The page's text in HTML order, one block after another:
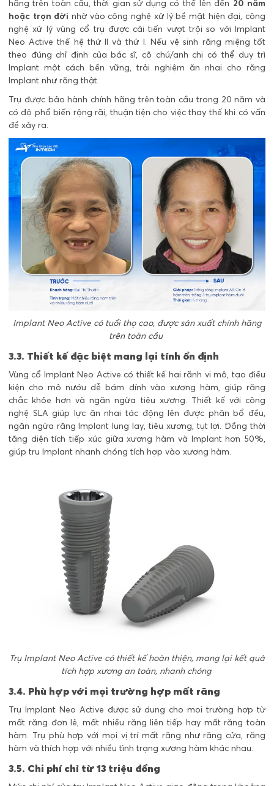
hãng trên toàn cầu, thời gian sử dụng có thể lên đến 20 năm
hoặc trọn đời nhờ vào công nghệ xử lý bề mặt hiện đại, công
nghệ xử lý vùng cổ trụ được cải tiến vượt trội so với Implant
Neo Active thế hệ thứ II và thứ I. Nếu vệ sinh răng miệng tốt
theo đúng chỉ định của bác sĩ, cô chú/anh chị có thể duy trì
Implant một cách bền vững, trải nghiệm ăn nhai cho răng
Implant như răng thật.
Trụ được bảo hành chính hãng trên toàn cầu trong 20 năm và
có độ phổ biến rộng rãi, thuận tiện cho việc thay thế khi có vấn
đề xảy ra.
Implant Neo Active có tuổi thọ cao, được sản xuất chính hãng
trên toàn cầu
3.3. Thiết kế đặc biệt mang lại tính ổn định
Vùng cổ Implant Neo Active có thiết kế hai rãnh vi mô, tạo điều
kiện cho mô nướu dễ bám dính vào xương hàm, giúp răng
chắc khỏe hơn và ngăn ngừa tiêu xương. Thiết kế với công
nghệ SLA giúp lực ăn nhai tác động lên được phân bổ đều,
ngăn ngừa răng Implant lung lay, tiêu xương, tụt lợi. Đồng thời
tăng diện tích tiếp xúc giữa xương hàm và Implant hơn 50%,
giúp trụ Implant nhanh chóng tích hợp vào xương hàm.
Trụ Implant Neo Active có thiết kế hoàn thiện, mang lại kết quả
tích hợp xương an toàn, nhanh chóng
3.4. Phù hợp với mọi trường hợp mất răng
Trụ Implant Neo Active được sử dụng cho mọi trường hợp từ
mất răng đơn lẻ, mất nhiều răng liên tiếp hay mất răng toàn
hàm. Trụ phù hợp với mọi vị trí mất răng như răng cửa, răng
hàm và thích hợp với nhiều tình trạng xương hàm khác nhau.
3.5. Chi phí chỉ từ 13 triệu đồng